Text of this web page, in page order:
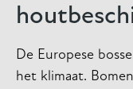
De Europese
het klimaat.